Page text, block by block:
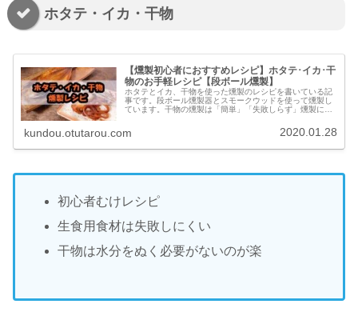
ホタテ・イカ・干物
【燻製初心者におすすめレシピ】ホタテ･イカ･干
物のお手軽レシピ【段ボール燻製】
ホタテとイカ、干物を使った燻製のレシピを書いている記
事です。段ボール燻製器とスモークウッドを使って燻製し
ています。干物の燻製は「簡単」「失敗しらず」燻製に挑
kundou.otutarou.com 2020.01.28
初心者むけレシピ
生食用食材は失敗しにくい
干物は水分をぬく必要がないのが楽